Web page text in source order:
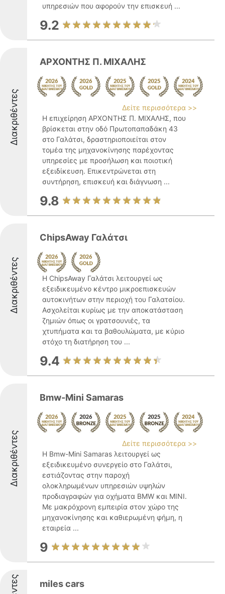
υπηρεσιών που αφορούν την επισκευή ...
9.2
Διακριθέντες
ΑΡΧΟΝΤΗΣ Π. ΜΙΧΑΛΗΣ
Δείτε περισσότερα >>
Η επιχείρηση ΑΡΧΟΝΤΗΣ Π. ΜΙΧΑΛΗΣ, που
βρίσκεται στην οδό Πρωτοπαπαδάκη 43
στο Γαλάτσι, δραστηριοποιείται στον
τομέα της μηχανοκίνησης παρέχοντας
υπηρεσίες με προσήλωση και ποιοτική
εξειδίκευση. Επικεντρώνεται στη
συντήρηση, επισκευή και διάγνωση ...
9.8
Διακριθέντες
ChipsAway Γαλάτσι
Η ChipsAway Γαλάτσι λειτουργεί ως
εξειδικευμένο κέντρο μικροεπισκευών
αυτοκινήτων στην περιοχή του Γαλατσίου.
Ασχολείται κυρίως με την αποκατάσταση
ζημιών όπως οι γρατσουνιές, τα
χτυπήματα και τα βαθουλώματα, με κύριο
στόχο τη διατήρηση του ...
9.4
Διακριθέντες
Bmw-Mini Samaras
Δείτε περισσότερα >>
Η Bmw-Mini Samaras λειτουργεί ως
εξειδικευμένο συνεργείο στο Γαλάτσι,
εστιάζοντας στην παροχή
ολοκληρωμένων υπηρεσιών υψηλών
προδιαγραφών για οχήματα BMW και MINI.
Με μακρόχρονη εμπειρία στον χώρο της
μηχανοκίνησης και καθιερωμένη φήμη, η
εταιρεία ...
9
miles cars